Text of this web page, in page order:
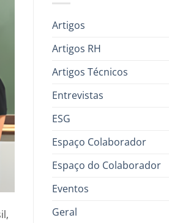
Artigos
Artigos RH
Artigos Técnicos
Entrevistas
ESG
Espaço Colaborador
Espaço do Colaborador
Eventos
Geral